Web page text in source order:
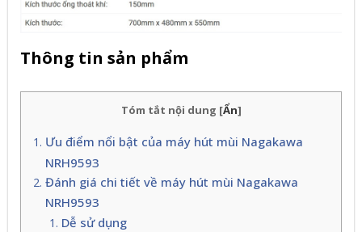
Thông tin sản phẩm
Tóm tắt nội dung [Ẩn]
Ưu điểm nổi bật của máy hút mùi Nagakawa
NRH9593
Đánh giá chi tiết về máy hút mùi Nagakawa
NRH9593
Dễ sử dụng